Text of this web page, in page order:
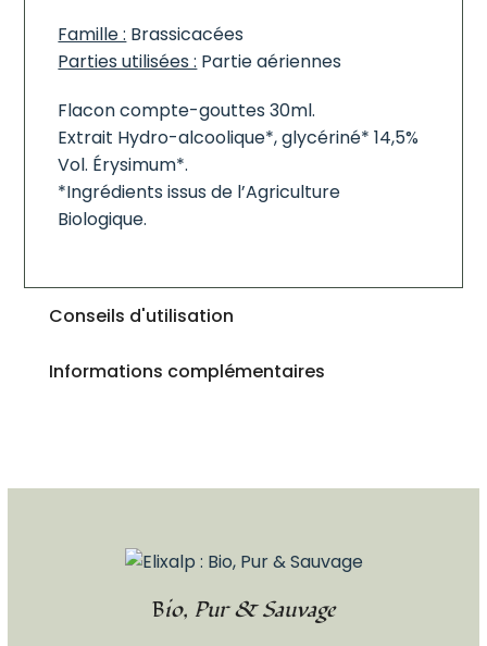
Famille : Brassicacées
Parties utilisées : Partie aériennes
Flacon compte-gouttes 30ml.
Extrait Hydro-alcoolique*, glycériné* 14,5%
Vol. Érysimum*.
*Ingrédients issus de l’Agriculture
Biologique.
Conseils d'utilisation
Informations complémentaires
Bio, Pur & Sauvage